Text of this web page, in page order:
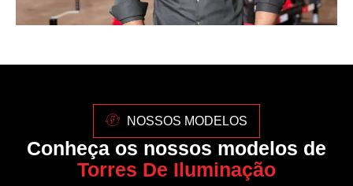
NOSSOS MODELOS
Conheça os nossos modelos de
Torres De Iluminação